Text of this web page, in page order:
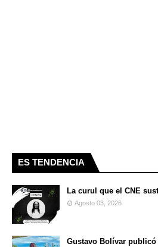
ES TENDENCIA
La curul que el CNE
Agosto 03, 2026
Gustavo Bolívar publicó